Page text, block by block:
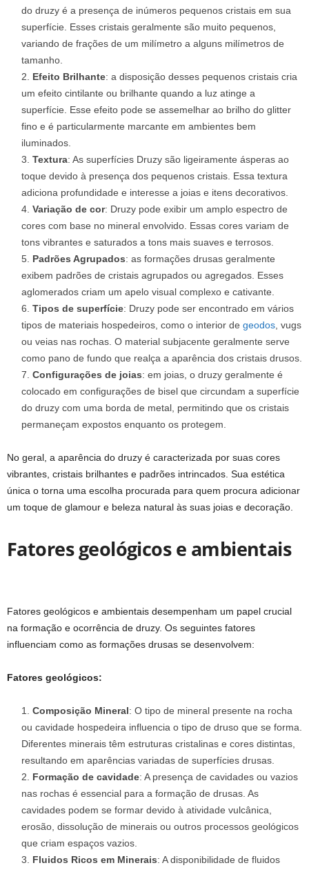
do druzy é a presença de inúmeros pequenos cristais em sua
superfície. Esses cristais geralmente são muito pequenos,
variando de frações de um milímetro a alguns milímetros de
tamanho.
Efeito Brilhante: a disposição desses pequenos cristais cria
um efeito cintilante ou brilhante quando a luz atinge a
superfície. Esse efeito pode se assemelhar ao brilho do glitter
fino e é particularmente marcante em ambientes bem
iluminados.
Textura: As superfícies Druzy são ligeiramente ásperas ao
toque devido à presença dos pequenos cristais. Essa textura
adiciona profundidade e interesse a joias e itens decorativos.
Variação de cor: Druzy pode exibir um amplo espectro de
cores com base no mineral envolvido. Essas cores variam de
tons vibrantes e saturados a tons mais suaves e terrosos.
Padrões Agrupados: as formações drusas geralmente
exibem padrões de cristais agrupados ou agregados. Esses
aglomerados criam um apelo visual complexo e cativante.
Tipos de superfície: Druzy pode ser encontrado em vários
tipos de materiais hospedeiros, como o interior de geodos , vugs
ou veias nas rochas. O material subjacente geralmente serve
como pano de fundo que realça a aparência dos cristais drusos.
Configurações de joias: em joias, o druzy geralmente é
colocado em configurações de bisel que circundam a superfície
do druzy com uma borda de metal, permitindo que os cristais
permaneçam expostos enquanto os protegem.
No geral, a aparência do druzy é caracterizada por suas cores
vibrantes, cristais brilhantes e padrões intrincados. Sua estética
única o torna uma escolha procurada para quem procura adicionar
um toque de glamour e beleza natural às suas joias e decoração.
Fatores geológicos e ambientais
Fatores geológicos e ambientais desempenham um papel crucial
na formação e ocorrência de druzy. Os seguintes fatores
influenciam como as formações drusas se desenvolvem:
Fatores geológicos:
Composição Mineral: O tipo de mineral presente na rocha
ou cavidade hospedeira influencia o tipo de druso que se forma.
Diferentes minerais têm estruturas cristalinas e cores distintas,
resultando em aparências variadas de superfícies drusas.
Formação de cavidade: A presença de cavidades ou vazios
nas rochas é essencial para a formação de drusas. As
cavidades podem se formar devido à atividade vulcânica,
erosão, dissolução de minerais ou outros processos geológicos
que criam espaços vazios.
Fluidos Ricos em Minerais: A disponibilidade de fluidos